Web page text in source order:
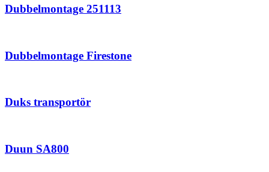
Dubbelmontage 251113
Dubbelmontage Firestone
Duks transportör
Duun SA800